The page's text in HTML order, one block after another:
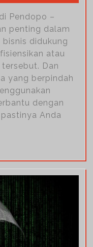
Pendopo –
penting dalam
didukung
atau
Dan
yang berpindah
dengan
Anda